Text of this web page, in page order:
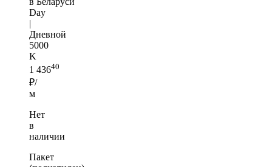
Day
|
Дневной
5000
K
1 43640
₽/
м
Нет
в
наличии
Пакет